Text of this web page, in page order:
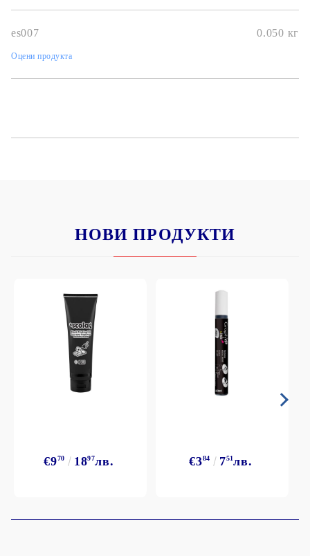
es007 0.050 кг
Оцени продукта
НОВИ ПРОДУКТИ
€970 1897лв. €384 751лв.